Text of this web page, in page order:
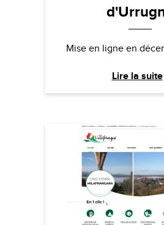
Mise en ligne en
Lire la suite